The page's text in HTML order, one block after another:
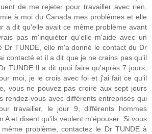
de me rejeter pour travailler avec rien,
à moi du Canada mes problèmes et elle
a dit qu'elle avait ce même problème avant
pas m'inquiéter qu'elle m'aide avec un
Dr TUNDE, elle m'a donné le contact du Dr
contacté et il a dit que je ne crains pas qu'il
TUNDE Il a dit quoi faire qu'après 7 jours,
moi, je le crois avec foi et j'ai fait ce qu'il
vous ne pouvez pas croire aux sept jours
rendez-vous avec différents entreprises qui
travailler, le jour 9, différents hommes
A et disent qu'ils veulent m'épouser. Si vous
problème, contactez le Dr TUNDE à